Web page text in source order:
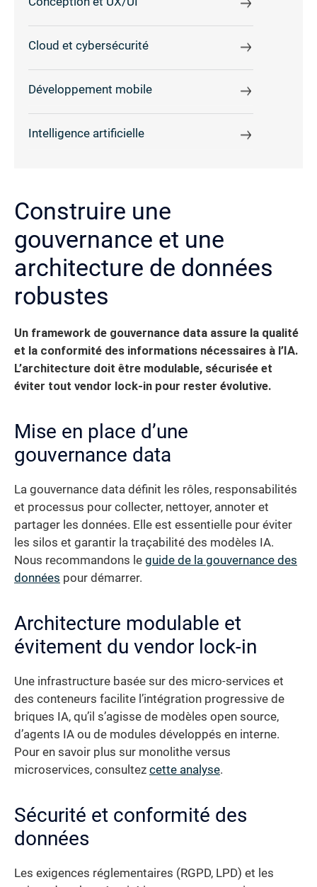
Cloud et cybersécurité
Développement mobile
Intelligence artificielle
Construire une
gouvernance et une
architecture de données
robustes
Un framework de gouvernance data assure la qualité
et la conformité des informations nécessaires à l’IA.
L’architecture doit être modulable, sécurisée et
éviter tout vendor lock-in pour rester évolutive.
Mise en place d’une
gouvernance data
La gouvernance data définit les rôles, responsabilités
et processus pour collecter, nettoyer, annoter et
partager les données. Elle est essentielle pour éviter
les silos et garantir la traçabilité des modèles IA.
Nous recommandons le guide de la gouvernance des
données pour démarrer.
Architecture modulable et
évitement du vendor lock-in
Une infrastructure basée sur des micro-services et
des conteneurs facilite l’intégration progressive de
briques IA, qu’il s’agisse de modèles open source,
d’agents IA ou de modules développés en interne.
Pour en savoir plus sur monolithe versus
microservices, consultez cette analyse.
Sécurité et conformité des
données
Les exigences réglementaires (RGPD, LPD) et les